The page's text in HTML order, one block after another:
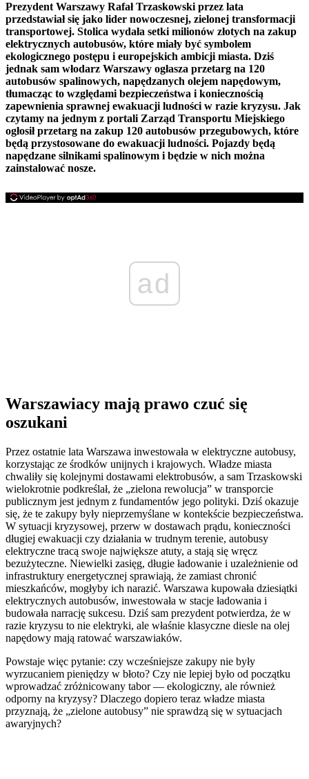
Prezydent Warszawy Rafał Trzaskowski przez lata
przedstawiał się jako lider nowoczesnej, zielonej transformacji
transportowej. Stolica wydała setki milionów złotych na zakup
elektrycznych autobusów, które miały być symbolem
ekologicznego postępu i europejskich ambicji miasta. Dziś
jednak sam włodarz Warszawy ogłasza przetarg na 120
autobusów spalinowych, napędzanych olejem napędowym,
tłumacząc to względami bezpieczeństwa i koniecznością
zapewnienia sprawnej ewakuacji ludności w razie kryzysu. Jak
czytamy na jednym z portali Zarząd Transportu Miejskiego
ogłosił przetarg na zakup 120 autobusów przegubowych, które
będą przystosowane do ewakuacji ludności. Pojazdy będą
napędzane silnikami spalinowym i będzie w nich można
zainstalować nosze.
ad
Warszawiacy mają prawo czuć się
oszukani
Przez ostatnie lata Warszawa inwestowała w elektryczne autobusy,
korzystając ze środków unijnych i krajowych. Władze miasta
chwaliły się kolejnymi dostawami elektrobusów, a sam Trzaskowski
wielokrotnie podkreślał, że „zielona rewolucja” w transporcie
publicznym jest jednym z fundamentów jego polityki. Dziś okazuje
się, że te zakupy były nieprzemyślane w kontekście bezpieczeństwa.
W sytuacji kryzysowej, przerw w dostawach prądu, konieczności
długiej ewakuacji czy działania w trudnym terenie, autobusy
elektryczne tracą swoje największe atuty, a stają się wręcz
bezużyteczne. Niewielki zasięg, długie ładowanie i uzależnienie od
infrastruktury energetycznej sprawiają, że zamiast chronić
mieszkańców, mogłyby ich narazić. Warszawa kupowała dziesiątki
elektrycznych autobusów, inwestowała w stacje ładowania i
budowała narrację sukcesu. Dziś sam prezydent potwierdza, że w
razie kryzysu to nie elektryki, ale właśnie klasyczne diesle na olej
napędowy mają ratować warszawiaków.
Powstaje więc pytanie: czy wcześniejsze zakupy nie były
wyrzucaniem pieniędzy w błoto? Czy nie lepiej było od początku
wprowadzać zróżnicowany tabor — ekologiczny, ale również
odporny na kryzysy? Dlaczego dopiero teraz władze miasta
przyznają, że „zielone autobusy” nie sprawdzą się w sytuacjach
awaryjnych?